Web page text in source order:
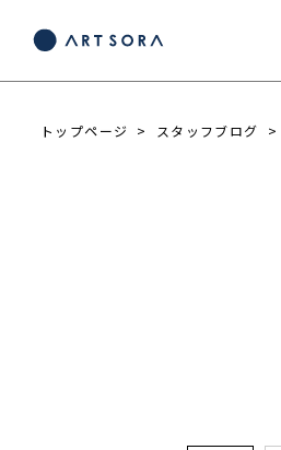
トップページ スタッフブログ